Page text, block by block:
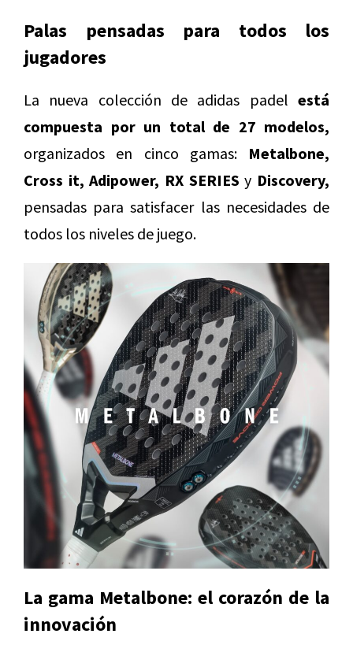
Palas pensadas para todos los
jugadores
La nueva colección de adidas padel está
compuesta por un total de 27 modelos,
organizados en cinco gamas: Metalbone,
Cross it, Adipower, RX SERIES y Discovery,
pensadas para satisfacer las necesidades de
todos los niveles de juego.
La gama Metalbone: el corazón de la
innovación